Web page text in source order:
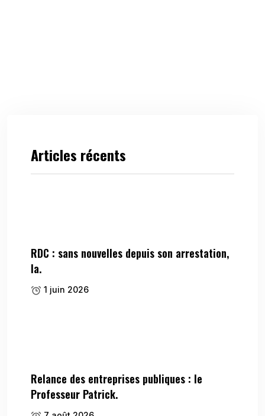
Articles récents
RDC : sans nouvelles depuis son arrestation,
la.
1 juin 2026
Relance des entreprises publiques : le
Professeur Patrick.